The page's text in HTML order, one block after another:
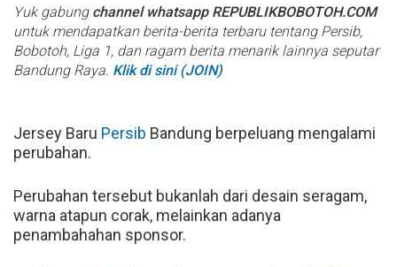
Yuk gabung channel whatsapp REPUBLIKBOBOTOH.COM
untuk mendapatkan berita-berita terbaru tentang Persib,
Bobotoh, Liga 1, dan ragam berita menarik lainnya seputar
Bandung Raya. Klik di sini (JOIN)
Jersey Baru Persib Bandung berpeluang mengalami
perubahan.
Perubahan tersebut bukanlah dari desain seragam,
warna atapun corak, melainkan adanya
penambahahan sponsor.